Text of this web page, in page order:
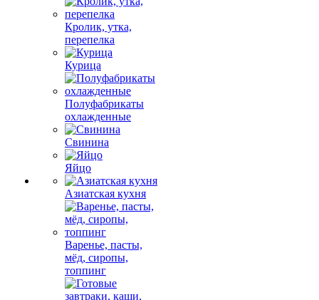
Кролик, утка,
перепелка
Курица
Полуфабрикаты
охлажденные
Свинина
Яйцо
Азиатская кухня
Варенье, пасты,
мёд, сиропы,
топпинг